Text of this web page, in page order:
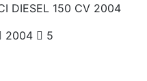
DIESEL 150 CV 2004
2004 5